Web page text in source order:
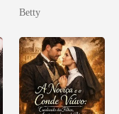
Vingança da
Marcada
Betty